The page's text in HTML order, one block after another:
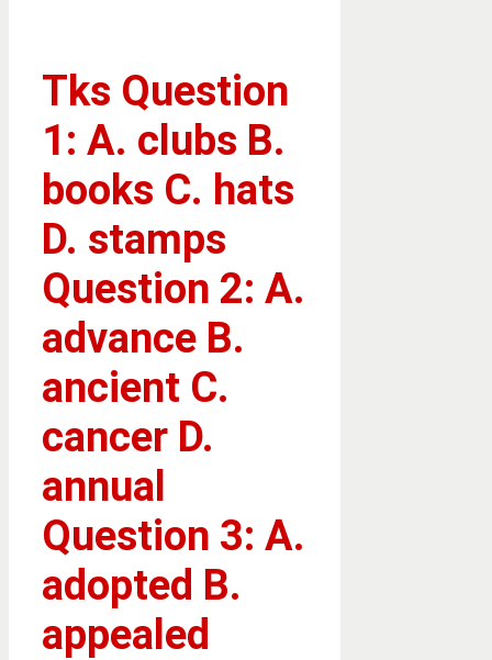
Tks Question
1: A. clubs B.
books C. hats
D. stamps
Question 2: A.
advance B.
ancient C.
cancer D.
annual
Question 3: A.
adopted B.
appealed